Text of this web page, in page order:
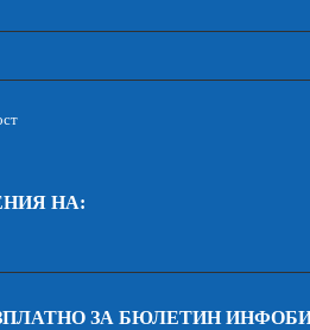
НА:
ЗА БЮЛЕТИН